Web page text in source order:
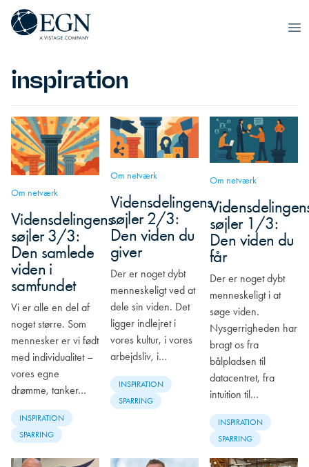
Spring til indhold
Executives' Global Network
inspiration
Om netværk
Vidensdelingens
søjler 3/3:
Den samlede
viden i
samfundet
Vi er alle en del af
noget større. Som
mennesker er vi født
med individualitet –
vores egne
drømme, tanker…
INSPIRATION
SPARRING
Om netværk
Vidensdelingens
søjler 2/3:
Den viden du
giver
Der er noget dybt
menneskeligt ved at
dele sin viden. Det
ligger indlejret i
vores kultur, i vores
arbejdsliv, i…
INSPIRATION
SPARRING
Om netværk
søjler 1/3:
Den viden du
får
Der er noget dybt
menneskeligt i at
søge viden.
Nysgerrigheden har
bragt os fra
bålpladsen til
datacentret, fra
intuition til…
INSPIRATION
SPARRING